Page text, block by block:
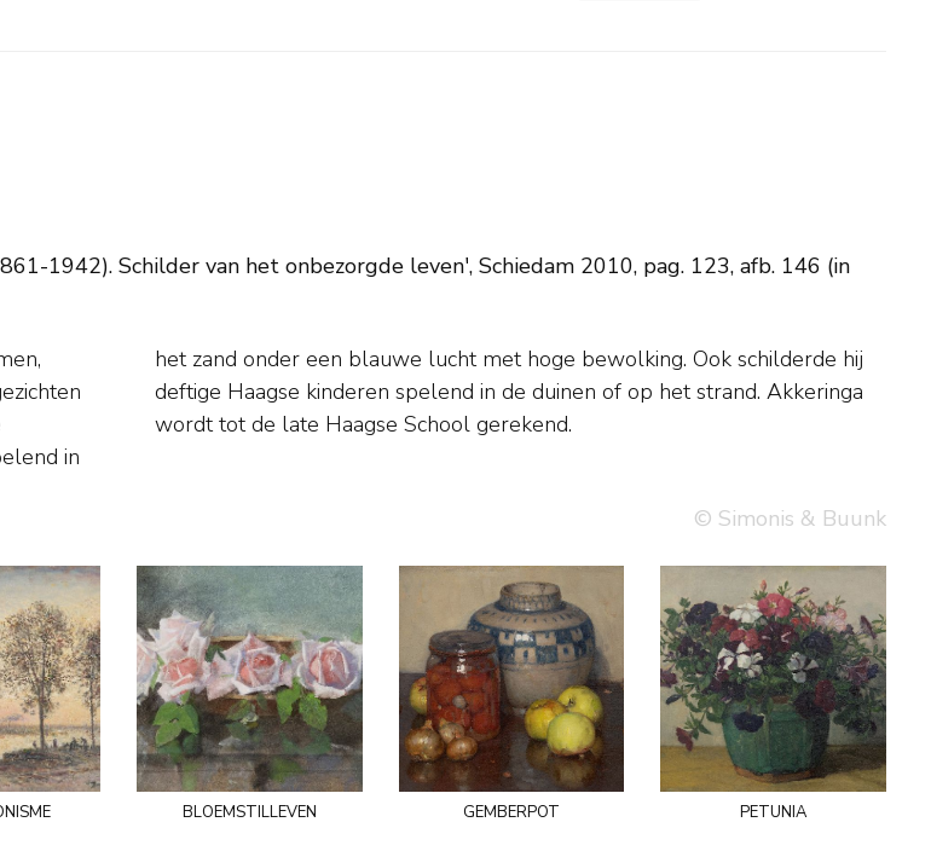
1942). Schilder van het onbezorgde leven', Schiedam 2010, pag. 123, afb. 146 (in
in
hij
wordt tot de late Haagse School gerekend.
© Simonis & Buunk
bloemstilleven gemberpot petunia